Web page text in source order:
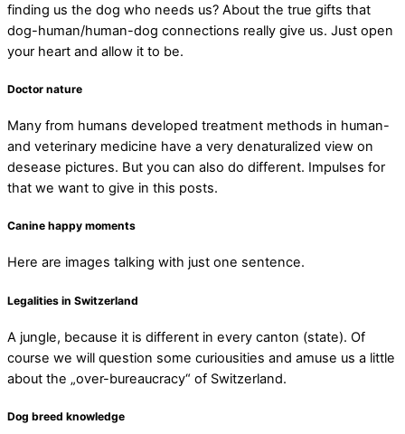
finding us the dog who needs us? About the true gifts that
dog-human/human-dog connections really give us. Just open
your heart and allow it to be.
Doctor nature
Many from humans developed treatment methods in human-
and veterinary medicine have a very denaturalized view on
desease pictures. But you can also do different. Impulses for
that we want to give in this posts.
Canine happy moments
Here are images talking with just one sentence.
Legalities in Switzerland
A jungle, because it is different in every canton (state). Of
course we will question some curiousities and amuse us a little
about the „over-bureaucracy“ of Switzerland.
Dog breed knowledge